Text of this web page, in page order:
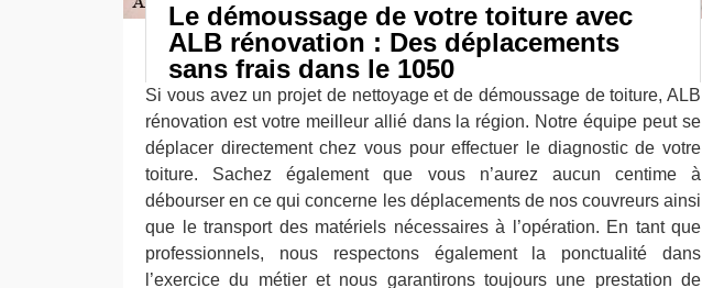
Le démoussage de votre toiture avec
ALB rénovation : Des déplacements
sans frais dans le 1050
Si vous avez un projet de nettoyage et de démoussage de toiture, ALB
rénovation est votre meilleur allié dans la région. Notre équipe peut se
déplacer directement chez vous pour effectuer le diagnostic de votre
toiture. Sachez également que vous n’aurez aucun centime à
débourser en ce qui concerne les déplacements de nos couvreurs ainsi
que le transport des matériels nécessaires à l’opération. En tant que
professionnels, nous respectons également la ponctualité dans
l’exercice du métier et nous garantirons toujours une prestation de